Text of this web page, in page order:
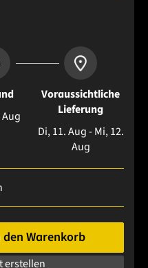
Voraussichtliche
Lieferung
Di, 11. Aug - Mi, 12.
Aug
Wert ein oder
den Warenkorb
erstellen